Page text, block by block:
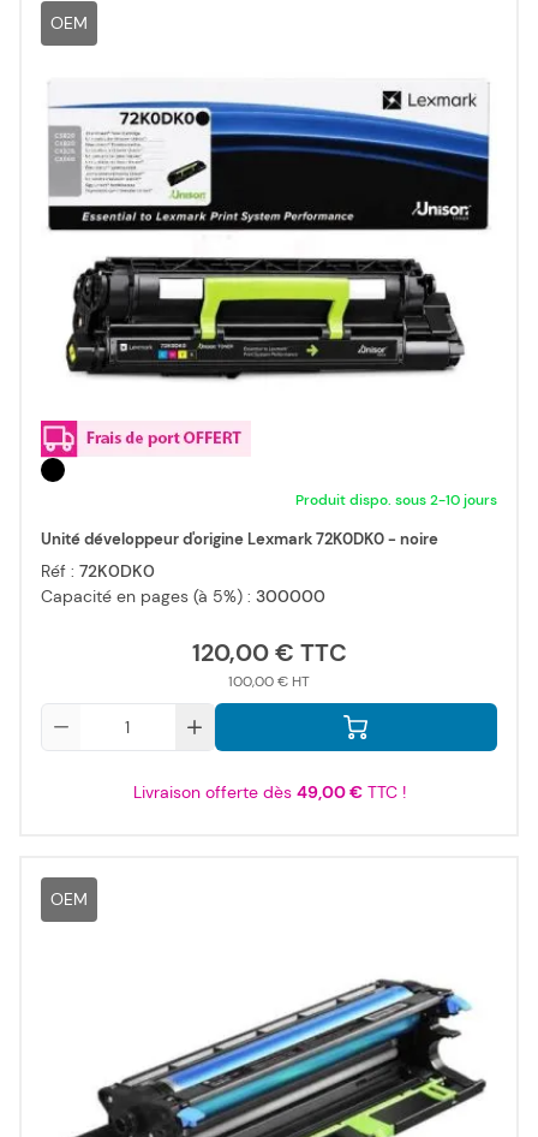
OEM
Produit dispo. sous 2-10 jours
Unité développeur d'origine Lexmark 72K0DK0 - noire
Réf : 72K0DK0
Capacité en pages (à 5%) : 300000
120,00 €
100,00 €
Livraison offerte dès 49,00 €TTC !
OEM